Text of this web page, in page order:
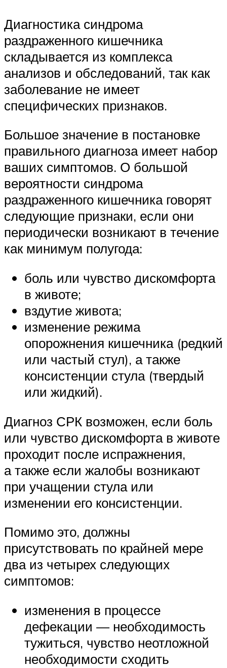
Диагностика синдрома
раздраженного кишечника
складывается из комплекса
анализов и обследований, так как
заболевание не имеет
специфических признаков.
Большое значение в постановке
правильного диагноза имеет набор
ваших симптомов. О большой
вероятности синдрома
раздраженного кишечника говорят
следующие признаки, если они
периодически возникают в течение
как минимум полугода:
боль или чувство дискомфорта
в животе;
вздутие живота;
изменение режима
опорожнения кишечника (редкий
или частый стул), а также
консистенции стула (твердый
или жидкий).
Диагноз СРК возможен, если боль
или чувство дискомфорта в животе
проходит после испражнения,
а также если жалобы возникают
при учащении стула или
изменении его консистенции.
Помимо это, должны
присутствовать по крайней мере
два из четырех следующих
симптомов:
изменения в процессе
дефекации — необходимость
тужиться, чувство неотложной
необходимости сходить